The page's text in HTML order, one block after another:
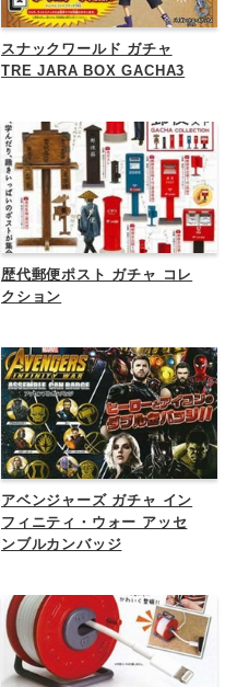
スナックワールド ガチャ
TRE JARA BOX GACHA3
歴代郵便ポスト ガチャ コレ
クション
アベンジャーズ ガチャ イン
フィニティ・ウォー アッセ
ンブルカンバッジ